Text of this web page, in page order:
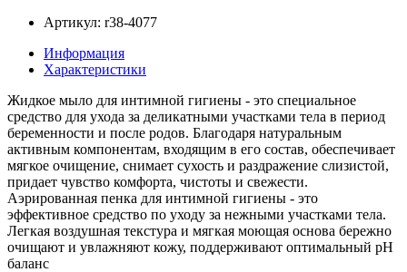
Артикул: r38-4077
Информация
Характеристики
Жидкое мыло для интимной гигиены - это специальное
средство для ухода за деликатными участками тела в период
беременности и после родов. Благодаря натуральным
активным компонентам, входящим в его состав, обеспечивает
мягкое очищение, снимает сухость и раздражение слизистой,
придает чувство комфорта, чистоты и свежести.
Аэрированная пенка для интимной гигиены - это
эффективное средство по уходу за нежными участками тела.
Легкая воздушная текстура и мягкая моющая основа бережно
очищают и увлажняют кожу, поддерживают оптимальный pH
баланс